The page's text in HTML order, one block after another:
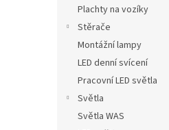
Plachty na vozíky
Stěrače
Montážní lampy
LED denní svícení
Pracovní LED světla
Světla
Světla WAS